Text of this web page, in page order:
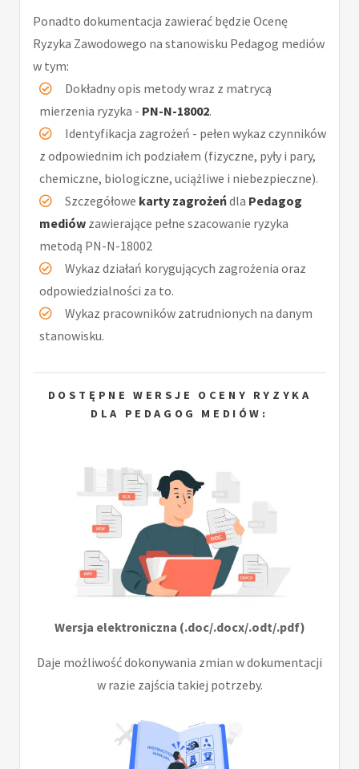
Ponadto dokumentacja zawierać będzie Ocenę
Ryzyka Zawodowego na stanowisku Pedagog mediów
w tym:
Dokładny opis metody wraz z matrycą
mierzenia ryzyka - PN-N-18002.
Identyfikacja zagrożeń - pełen wykaz czynników
z odpowiednim ich podziałem (fizyczne, pyły i pary,
chemiczne, biologiczne, uciążliwe i niebezpieczne).
Szczegółowe karty zagrożeńdla Pedagog
mediów zawierające pełne szacowanie ryzyka
metodą PN-N-18002
Wykaz działań korygujących zagrożenia oraz
odpowiedzialności za to.
Wykaz pracowników zatrudnionych na danym
stanowisku.
DOSTĘPNE WERSJE OCENY RYZYKA
DLA PEDAGOG MEDIÓW:
Wersja elektroniczna (.doc/.docx/.odt/.pdf)
Daje możliwość dokonywania zmian w dokumentacji
w razie zajścia takiej potrzeby.